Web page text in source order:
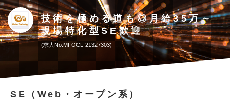
技術を極める道も◎月給35万～
現場特化型SE歓迎
求人No.MFOCL-21327303
SE（Web・オープン系）